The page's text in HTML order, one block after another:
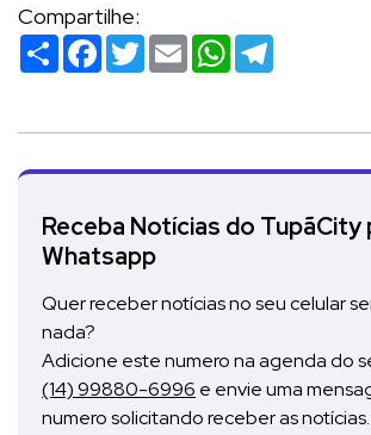
Compartilhe:
Compartilhar
Facebook
TwitterEmailWhatsApp
Receba Notícias do TupãCity
Whatsapp
Quer receber notícias no seu celular
nada?
Adicione este numero na agenda do
(14) 99880-6996 e envie uma
numero solicitando receber as notícias.